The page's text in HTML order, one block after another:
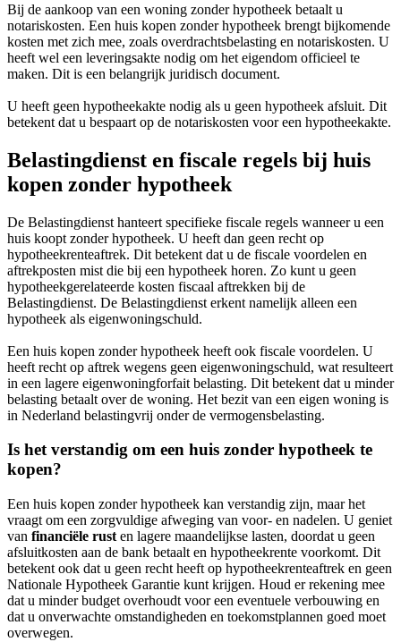
Bij de aankoop van een woning zonder hypotheek betaalt u
notariskosten. Een huis kopen zonder hypotheek brengt bijkomende
kosten met zich mee, zoals overdrachtsbelasting en notariskosten. U
heeft wel een leveringsakte nodig om het eigendom officieel te
maken. Dit is een belangrijk juridisch document.
U heeft geen hypotheekakte nodig als u geen hypotheek afsluit. Dit
betekent dat u bespaart op de notariskosten voor een hypotheekakte.
Belastingdienst en fiscale regels bij huis
kopen zonder hypotheek
De Belastingdienst hanteert specifieke fiscale regels wanneer u een
huis koopt zonder hypotheek. U heeft dan geen recht op
hypotheekrenteaftrek. Dit betekent dat u de fiscale voordelen en
aftrekposten mist die bij een hypotheek horen. Zo kunt u geen
hypotheekgerelateerde kosten fiscaal aftrekken bij de
Belastingdienst. De Belastingdienst erkent namelijk alleen een
hypotheek als eigenwoningschuld.
Een huis kopen zonder hypotheek heeft ook fiscale voordelen. U
heeft recht op aftrek wegens geen eigenwoningschuld, wat resulteert
in een lagere eigenwoningforfait belasting. Dit betekent dat u minder
belasting betaalt over de woning. Het bezit van een eigen woning is
in Nederland belastingvrij onder de vermogensbelasting.
Is het verstandig om een huis zonder hypotheek te
kopen?
Een huis kopen zonder hypotheek kan verstandig zijn, maar het
vraagt om een zorgvuldige afweging van voor- en nadelen. U geniet
van financiële rust en lagere maandelijkse lasten, doordat u geen
afsluitkosten aan de bank betaalt en hypotheekrente voorkomt. Dit
betekent ook dat u geen recht heeft op hypotheekrenteaftrek en geen
Nationale Hypotheek Garantie kunt krijgen. Houd er rekening mee
dat u minder budget overhoudt voor een eventuele verbouwing en
dat u onverwachte omstandigheden en toekomstplannen goed moet
overwegen.